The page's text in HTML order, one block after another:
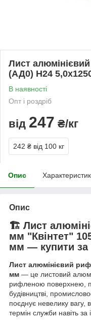
Лист
(АД0) Н24
В наявності
Опт і роздріб
від 247 ₴/кг
242 ₴ від 100 кг
Опис
Опис
🏗️ Лист
мм "Квінтет"
мм — купити за
Лист алюмінієвий
мм — це листовий
рифленою поверхнею,
будівництві,
поєднує невелику вагу,
термін служби навіть